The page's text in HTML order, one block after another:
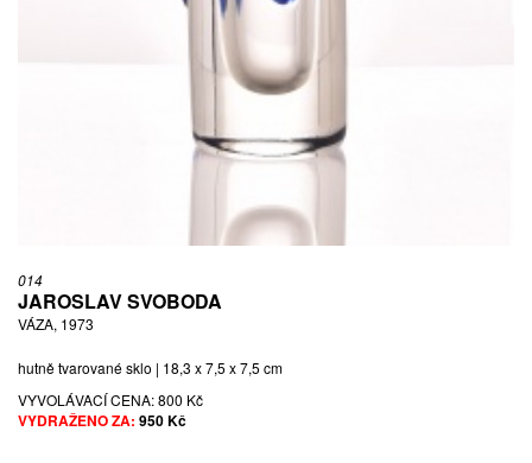
014
JAROSLAV SVOBODA
VÁZA, 1973
hutně tvarované sklo | 18,3 x 7,5 x 7,5 cm
VYVOLÁVACÍ CENA:800 Kč
VYDRAŽENO ZA: 950 Kč